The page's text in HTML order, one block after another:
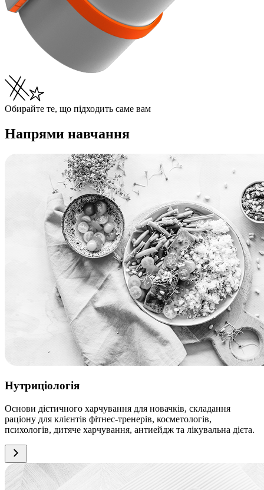
Обирайте те, що підходить саме вам
Напрями навчання
Нутриціологія
Основи дієтичного харчування для новачків, складання
раціону для клієнтів фітнес-тренерів, косметологів,
психологів, дитяче харчування, антиейдж та лікувальна дієта.